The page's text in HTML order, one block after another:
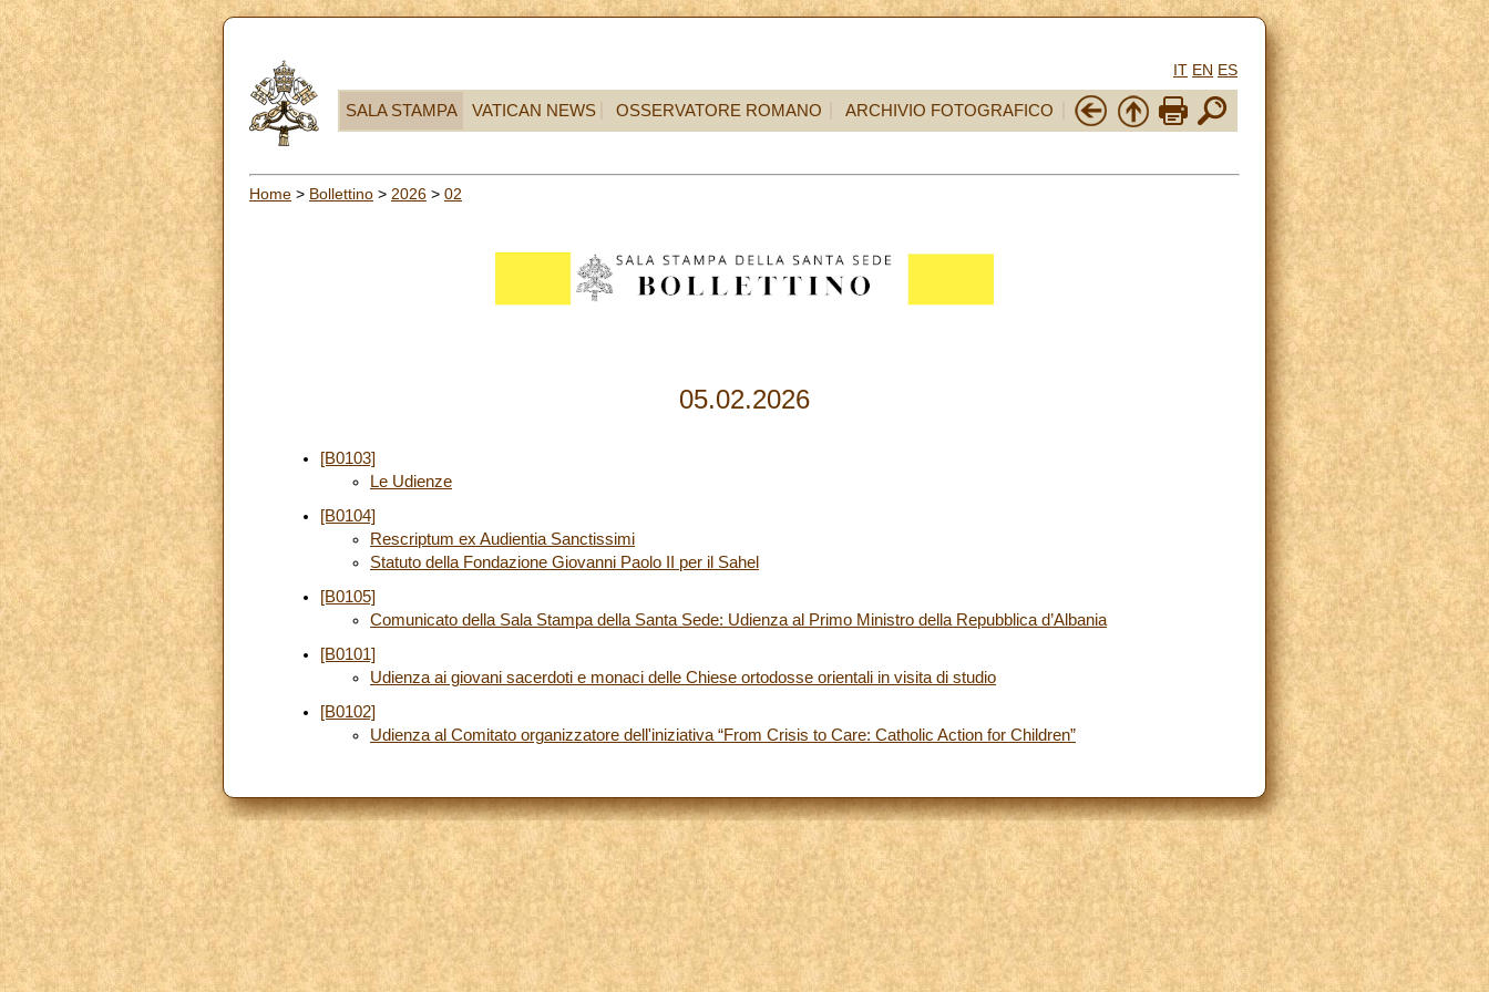
IT EN ES
SALA STAMPA VATICAN NEWS OSSERVATORE ROMANO ARCHIVIO FOTOGRAFICO
Home > Bollettino > 2026 > 02
05.02.2026
[B0103]
Le Udienze
[B0104]
Rescriptum ex Audientia Sanctissimi
Statuto della Fondazione Giovanni Paolo II per il Sahel
[B0105]
Comunicato della Sala Stampa della Santa Sede: Udienza al Primo Ministro della Repubblica d’Albania
[B0101]
Udienza ai giovani sacerdoti e monaci delle Chiese ortodosse orientali in visita di studio
[B0102]
Udienza al Comitato organizzatore dell'iniziativa “From Crisis to Care: Catholic Action for Children”